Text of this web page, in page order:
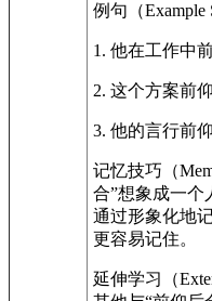
例句（Example
1. 他在工作中
2. 这个方案前
3. 他的言行前
记忆技巧（
合”想象成一个
通过形象化地
更容易记住。
延伸学习（